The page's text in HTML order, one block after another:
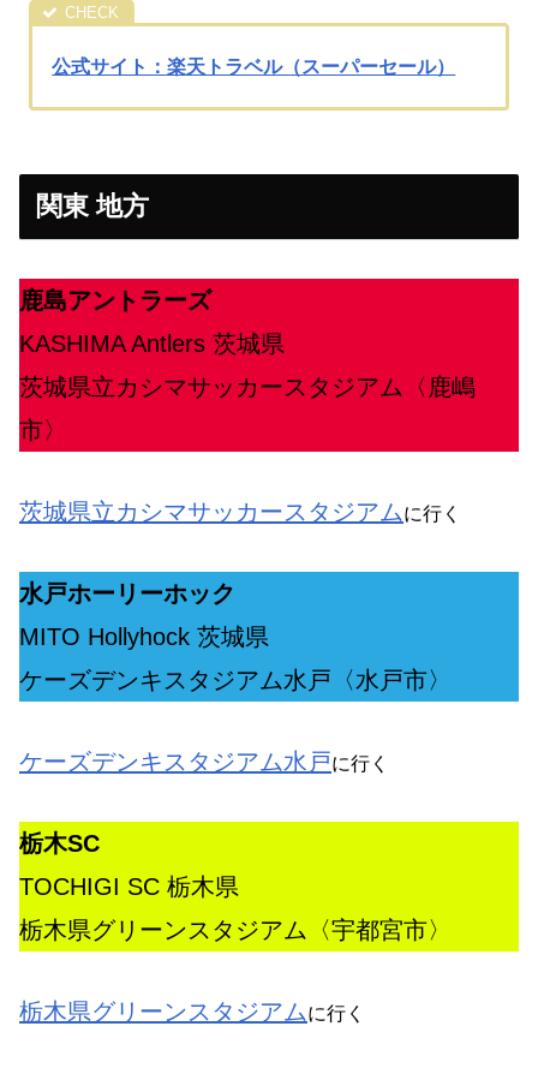
公式サイト：楽天トラベル（スーパーセール）
関東 地方
鹿島アントラーズ
KASHIMA Antlers 茨城県
茨城県立カシマサッカースタジアム〈鹿嶋
市〉
茨城県立カシマサッカースタジアムに行く
水戸ホーリーホック
MITO Hollyhock 茨城県
ケーズデンキスタジアム水戸〈水戸市〉
ケーズデンキスタジアム水戸に行く
栃木SC
TOCHIGI SC 栃木県
栃木県グリーンスタジアム〈宇都宮市〉
栃木県グリーンスタジアムに行く